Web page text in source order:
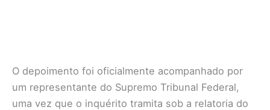
O depoimento foi oficialmente acompanhado por
um representante do Supremo Tribunal Federal,
uma vez que o inquérito tramita sob a relatoria do